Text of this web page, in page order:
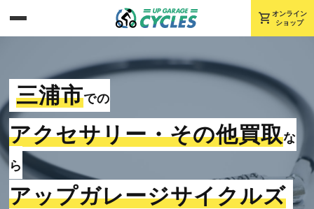
shopping_cart オンライン
ショップ
三浦市での
アクセサリー・その他買取な
ら
アップガレージサイクルズ